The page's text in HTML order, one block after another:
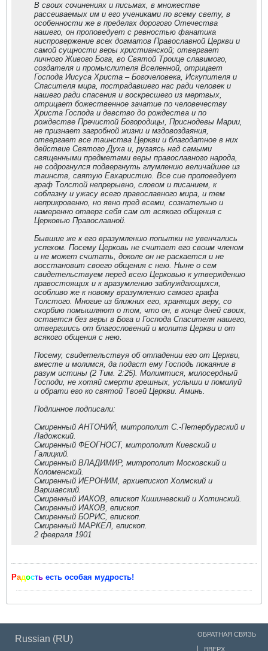
В своих сочинениях и письмах, в множестве
рассеиваемых им и его учениками по всему свету, в
особенности же в пределах дорогого Отечества
нашего, он проповедует с ревностью фанатика
ниспровержение всех догматов Православной Церкви и
самой сущности веры христианской; отвергает
личного Живого Бога, во Святой Троице славимого,
создателя и промыслителя Вселенной, отрицает
Господа Иисуса Христа – Богочеловека, Искупителя и
Спасителя мира, пострадавшего нас ради человек и
нашего ради спасения и воскресшего из мертвых,
отрицает божественное зачатие по человечеству
Христа Господа и девство до рождества и по
рождестве Пречистой Богородицы, Приснодевы Марии,
не признает загробной жизни и мздовоздаяния,
отвергает все таинства Церкви и благодатное в них
действие Святого Духа и, ругаясь над самыми
священными предметами веры православного народа,
не содрогнулся подвергнуть глумлению величайшее из
таинств, святую Евхаристию. Все сие проповедует
граф Толстой непрерывно, словом и писанием, к
соблазну и ужасу всего православного мира, и тем
неприкровенно, но явно пред всеми, сознательно и
намеренно отверг себя сам от всякого общения с
Церковью Православной.
Бывшие же к его вразумлению попытки не увенчались
успехом. Посему Церковь не считает его своим членом
и не может считать, доколе он не раскается и не
восстановит своего общения с нею. Ныне о сем
свидетельствуем перед всею Церковью к утверждению
правостоящих и к вразумлению заблуждающихся,
особливо же к новому вразумлению самого графа
Толстого. Многие из ближних его, хранящих веру, со
скорбию помышляют о том, что он, в конце дней своих,
остается без веры в Бога и Господа Спасителя нашего,
отвергшись от благословений и молитв Церкви и от
всякого общения с нею.
Посему, свидетельствуя об отпадении его от Церкви,
вместе и молимся, да подаст ему Господь покаяние в
разум истины (2 Тим. 2:25). Молимтися, милосердный
Господи, не хотяй смерти грешных, услыши и помилуй
и обрати его ко святой Твоей Церкви. Аминь.
Подлинное подписали:
Смиренный АНТОНИЙ, митрополит С.-Петербургский и
Ладожский.
Смиренный ФЕОГНОСТ, митрополит Киевский и
Галицкий.
Смиренный ВЛАДИМИР, митрополит Московский и
Коломенский.
Смиренный ИЕРОНИМ, архиепископ Холмский и
Варшавский.
Смиренный ИАКОВ, епископ Кишиневский и Хотинский.
Смиренный ИАКОВ, епископ.
Смиренный БОРИС, епископ.
Смиренный МАРКЕЛ, епископ.
2 февраля 1901
Радость есть особая мудрость!
Russian (RU) ОБРАТНАЯ СВЯЗЬ
ВВЕРХ